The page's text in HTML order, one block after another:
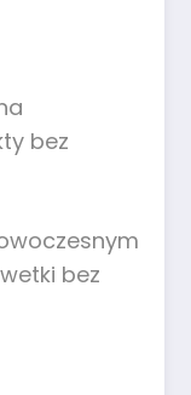
bez
bez